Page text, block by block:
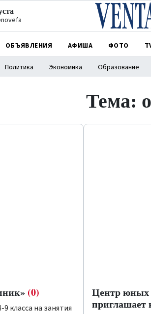
ОБЪЯВЛЕНИЯ АФИША ФОТО
Политика Экономика Образование
Тема:
(0)
класса на занятия
Центр юных
приглашает